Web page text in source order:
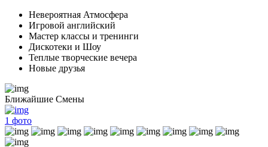
Невероятная Атмосфера
Игровой английский
Мастер классы и тренинги
Дискотеки и Шоу
Теплые творческие вечера
Новые друзья
Ближайшие Смены
1 фото